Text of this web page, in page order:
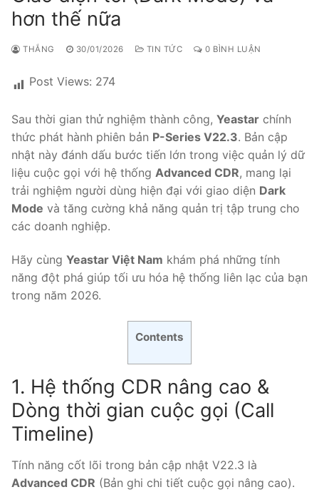
Tổng đài VoIP Yeastar S412
Tổng đài VoIP Yeastar S300
HOSTED PHONE SYSTEM
Tổng đài Yeastar Cloud
IPPBX FOR LARGE ENTERPRISES
Tổng đài Yeastar K2
VOIP GATEWAY
FXS VoIP Gateway
VoIP GSM / 3G / 4G Gateways
E1 / T1 / PRI VoIP Gateway
PRI VoIP Gateway TE100
PRI VoIP Gateway TE200
hơn thế nữa
THẮNG 30/01/2026 TIN TỨC 0 BÌNH LUẬN
Post Views: 274
Sau thời gian thử nghiệm thành công, Yeastar chính
thức phát hành phiên bản P-Series V22.3. Bản cập
nhật này đánh dấu bước tiến lớn trong việc quản lý dữ
liệu cuộc gọi với hệ thống Advanced CDR, mang lại
trải nghiệm người dùng hiện đại với giao diện Dark
Mode và tăng cường khả năng quản trị tập trung cho
các doanh nghiệp.
Hãy cùng Yeastar Việt Nam khám phá những tính
năng đột phá giúp tối ưu hóa hệ thống liên lạc của bạn
trong năm 2026.
Contents
1. Hệ thống CDR nâng cao &
Dòng thời gian cuộc gọi (Call
Timeline)
Tính năng cốt lõi trong bản cập nhật V22.3 là
Advanced CDR (Bản ghi chi tiết cuộc gọi nâng cao).